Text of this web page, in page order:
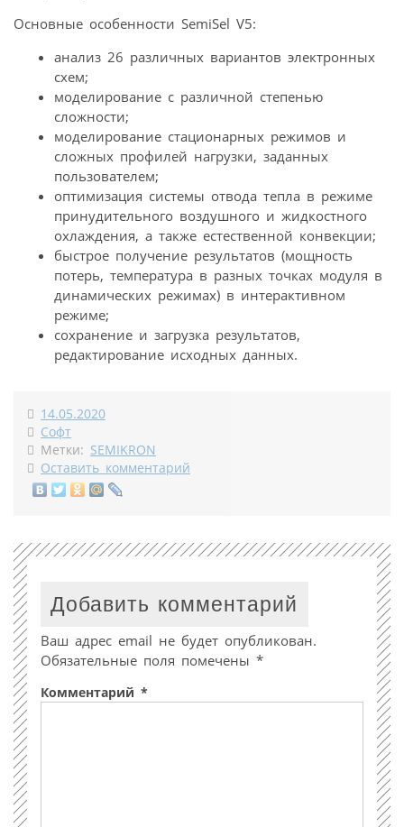
Основные особенности SemiSel V5:
анализ 26 различных вариантов электронных
схем;
моделирование с различной степенью
сложности;
моделирование стационарных режимов и
сложных профилей нагрузки, заданных
пользователем;
оптимизация системы отвода тепла в режиме
принудительного воздушного и жидкостного
охлаждения, а также естественной конвекции;
быстрое получение результатов (мощность
потерь, температура в разных точках модуля в
динамических режимах) в интерактивном
режиме;
сохранение и загрузка результатов,
редактирование исходных данных.
14.05.2020
Софт
Метки: SEMIKRON
Оставить комментарий
Добавить комментарий
Ваш адрес email не будет опубликован.
Обязательные поля помечены *
Комментарий *